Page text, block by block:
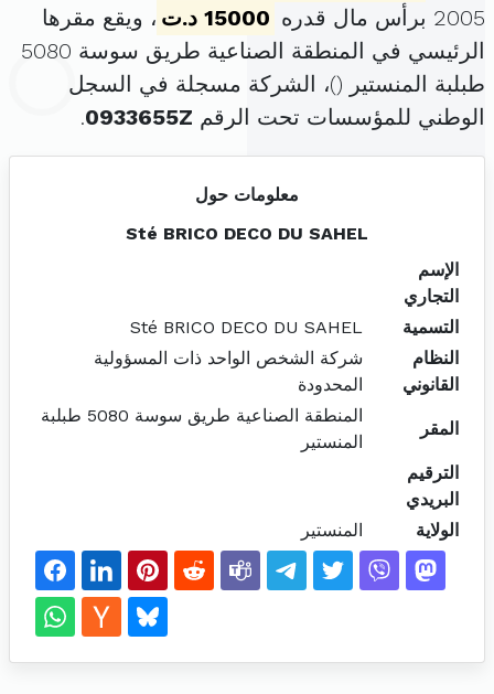
2005 برأس مال قدره
15000 د.ت
، ويقع مقرها
الرئيسي في المنطقة الصناعية طريق سوسة 5080
طبلبة المنستير ()، الشركة مسجلة في السجل
الوطني للمؤسسات تحت الرقم 0933655Z
.
معلومات حول
Sté BRICO DECO DU SAHEL
الإسم
التجاري
التسمية
Sté BRICO DECO DU SAHEL
النظام
القانوني
شركة الشخص الواحد ذات المسؤولية
المحدودة
المقر
المنطقة الصناعية طريق سوسة 5080 طبلبة
المنستير
الترقيم
البريدي
الولاية
المنستير